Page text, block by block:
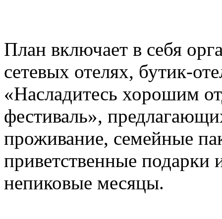
План включает в себя
сетевых отелях, бутик-
«Насладитесь хорошим
фестиваль»,
проживание, семейные
приветственные подарки
непиковые месяцы.